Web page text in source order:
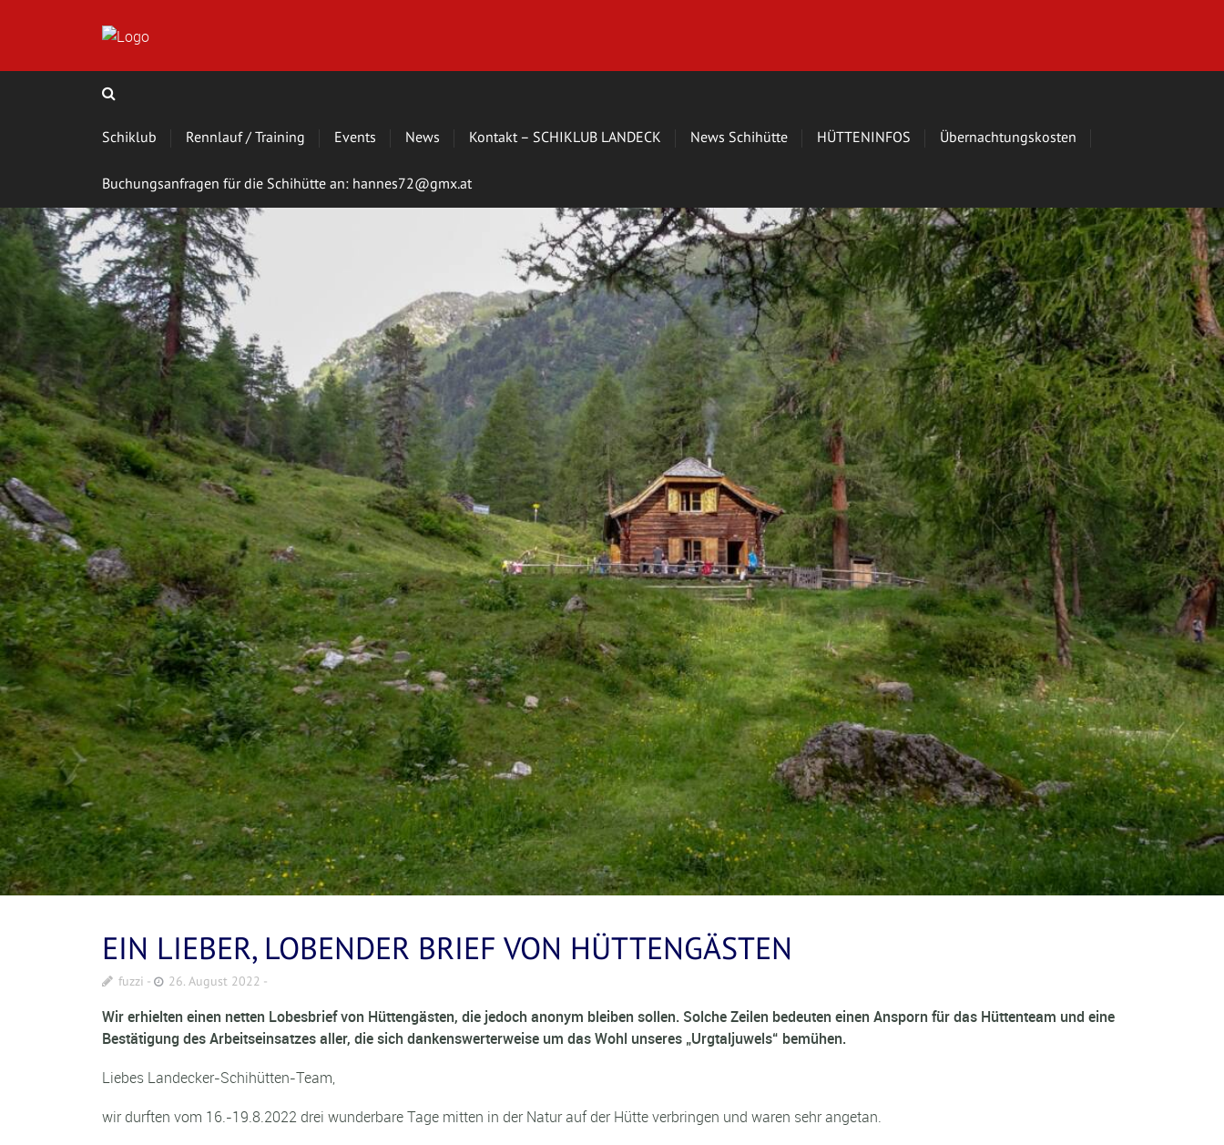
Schiklub Rennlauf / Training Events News Kontakt – SCHIKLUB LANDECK News Schihütte HÜTTENINFOS Übernachtungskosten
Buchungsanfragen für die Schihütte an: hannes72@gmx.at
EIN LIEBER, LOBENDER BRIEF VON HÜTTENGÄSTEN
fuzzi 26. August 2022
Wir erhielten einen netten Lobesbrief von Hüttengästen, die jedoch anonym bleiben sollen. Solche Zeilen bedeuten einen Ansporn für das Hüttenteam und eine
Bestätigung des Arbeitseinsatzes aller, die sich dankenswerterweise um das Wohl unseres „Urgtaljuwels“ bemühen.
Liebes Landecker-Schihütten-Team,
wir durften vom 16.-19.8.2022 drei wunderbare Tage mitten in der Natur auf der Hütte verbringen und waren sehr angetan.